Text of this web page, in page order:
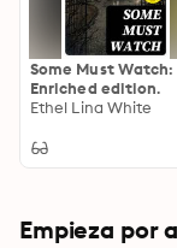
Some Must Watch:
Enriched edition.
Ethel Lina White
Empieza por